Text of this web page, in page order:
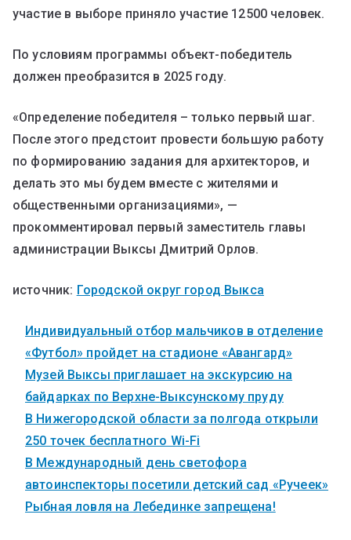
участие в выборе приняло участие 12500 человек.
По условиям программы объект-победитель
должен преобразится в 2025 году.
«Определение победителя – только первый шаг.
После этого предстоит провести большую работу
по формированию задания для архитекторов, и
делать это мы будем вместе с жителями и
общественными организациями», —
прокомментировал первый заместитель главы
администрации Выксы Дмитрий Орлов.
источник: Городской округ город Выкса
Индивидуальный отбор мальчиков в отделение
«Футбол» пройдет на стадионе «Авангард»
Музей Выксы приглашает на экскурсию на
байдарках по Верхне-Выксунскому пруду
В Нижегородской области за полгода открыли
250 точек бесплатного Wi-Fi
В Международный день светофора
автоинспекторы посетили детский сад «Ручеек»
Рыбная ловля на Лебединке запрещена!